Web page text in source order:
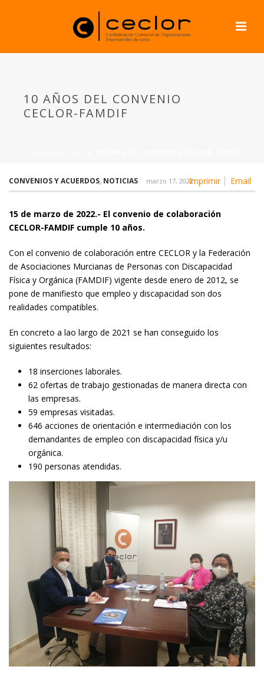
10 AÑOS DEL CONVENIO
CECLOR-FAMDIF
Imprimir Email
CONVENIOS Y ACUERDOS, NOTICIAS marzo 17, 2022
15 de marzo de 2022.- El convenio de colaboración
CECLOR-FAMDIF cumple 10 años.
Con el convenio de colaboración entre CECLOR y la Federación
de Asociaciones Murcianas de Personas con Discapacidad
Física y Orgánica (FAMDIF) vigente desde enero de 2012, se
pone de manifiesto que empleo y discapacidad son dos
realidades compatibles.
En concreto a lao largo de 2021 se han conseguido los
siguientes resultados:
18 inserciones laborales.
62 ofertas de trabajo gestionadas de manera directa con
las empresas.
59 empresas visitadas.
646 acciones de orientación e intermediación con los
demandantes de empleo con discapacidad física y/u
orgánica.
190 personas atendidas.